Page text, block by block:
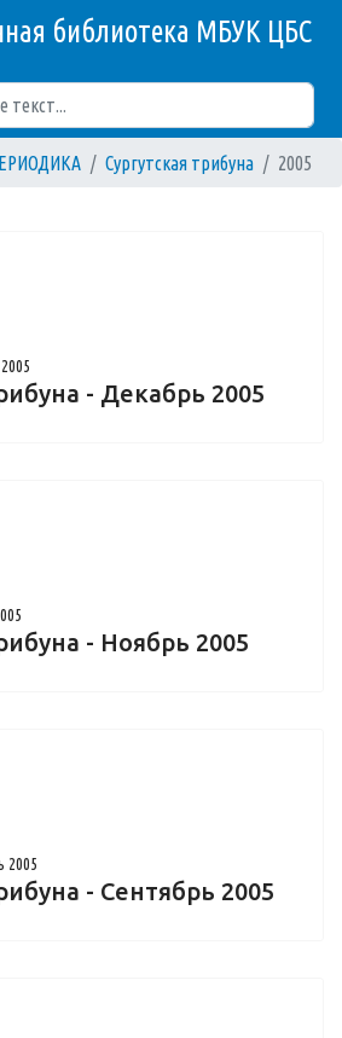
библиотека МБУК ЦБС
Сургутская трибуна 2005
- Декабрь 2005
- Ноябрь 2005
2005
- Сентябрь 2005